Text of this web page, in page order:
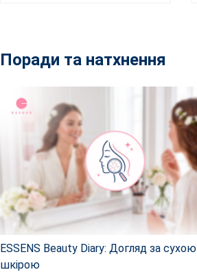
Поради та натхнення
ESSENS Beauty Diary: Догляд за сухою
шкірою